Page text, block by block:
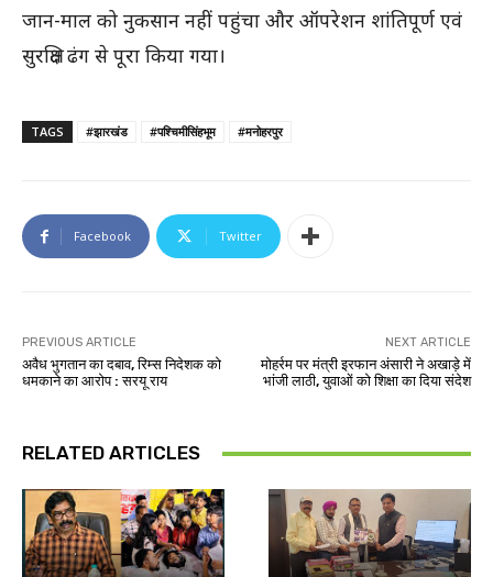
जान-माल को नुकसान नहीं पहुंचा और ऑपरेशन शांतिपूर्ण एवं
सुरक्षित ढंग से पूरा किया गया।
TAGS #झारखंड #पश्चिमीसिंहभूम #मनोहरपुर
Facebook Twitter
PREVIOUS ARTICLE
अवैध भुगतान का दबाव, रिम्स निदेशक को
धमकाने का आरोप : सरयू राय
NEXT ARTICLE
मोहर्रम पर मंत्री इरफान अंसारी ने अखाड़े में
भांजी लाठी, युवाओं को शिक्षा का दिया संदेश
RELATED ARTICLES